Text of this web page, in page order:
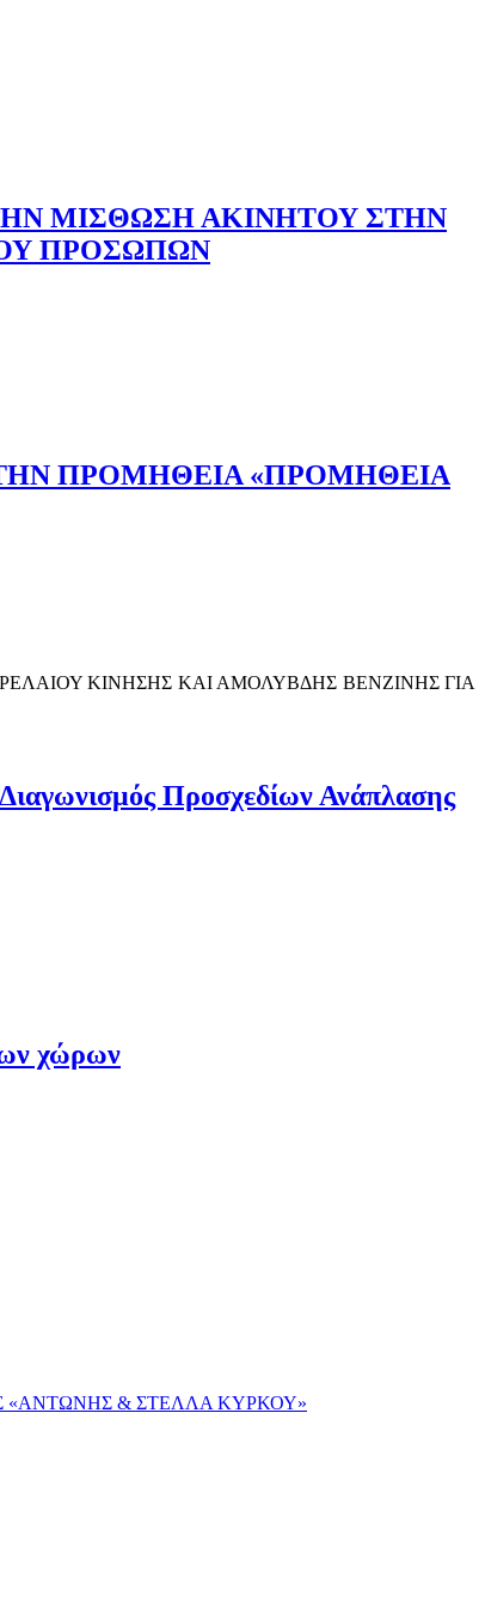
ΜΙΣΘΩΣΗ ΑΚΙΝΗΤΟΥ ΣΤΗΝ
ΠΡΟΣΩΠΩΝ
ΠΡΟΜΗΘΕΙΑ «ΠΡΟΜΗΘΕΙΑ
ΚΙΝΗΣΗΣ ΚΑΙ ΑΜΟΛΥΒΔΗΣ ΒΕΝΖΙΝΗΣ ΓΙΑ
Προσχεδίων Ανάπλασης
χώρων
& ΣΤΕΛΛΑ ΚΥΡΚΟΥ»